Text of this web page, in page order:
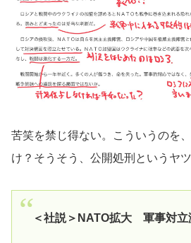
苦笑を禁じ得ない。こういうのを
け？そうそう、公開処刑というヤツ
＜社説＞NATO拡大 軍事対立